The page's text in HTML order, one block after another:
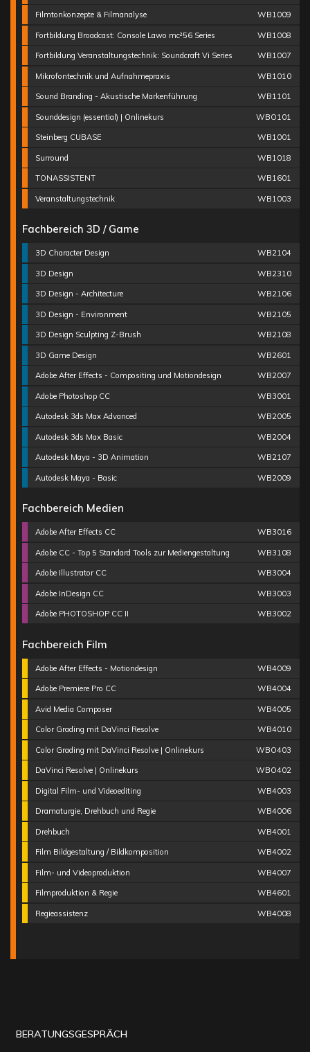
Filmtonkonzepte & Filmanalyse WB1009
Fortbildung Broadcast: Console Lawo mc²56 Series WB1008
Fortbildung Veranstaltungstechnik: Soundcraft Vi Series WB1007
Mikrofontechnik und Aufnahmepraxis WB1010
Sound Branding - Akustische Markenführung WB1101
Sounddesign (essential) | Onlinekurs WBO101
Steinberg CUBASE WB1001
Surround WB1018
TONASSISTENT WB1601
Veranstaltungstechnik WB1003
Fachbereich 3D / Game
3D Character Design WB2104
3D Design WB2310
3D Design - Architecture WB2106
3D Design - Environment WB2105
3D Design Sculpting Z-Brush WB2108
3D Game Design WB2601
Adobe After Effects - Compositing und Motiondesign WB2007
Adobe Photoshop CC WB3001
Autodesk 3ds Max Advanced WB2005
Autodesk 3ds Max Basic WB2004
Autodesk Maya - 3D Animation WB2107
Autodesk Maya - Basic WB2009
Fachbereich Medien
Adobe After Effects CC WB3016
Adobe CC - Top 5 Standard Tools zur Mediengestaltung WB3108
Adobe Illustrator CC WB3004
Adobe InDesign CC WB3003
Adobe PHOTOSHOP CC II WB3002
Fachbereich Film
Adobe After Effects - Motiondesign WB4009
Adobe Premiere Pro CC WB4004
Avid Media Composer WB4005
Color Grading mit DaVinci Resolve WB4010
Color Grading mit DaVinci Resolve | Onlinekurs WBO403
DaVinci Resolve | Onlinekurs WBO402
Digital Film- und Videoediting WB4003
Dramaturgie, Drehbuch und Regie WB4006
Drehbuch WB4001
Film Bildgestaltung / Bildkomposition WB4002
Film- und Videoproduktion WB4007
Filmproduktion & Regie WB4601
Regieassistenz WB4008
BERATUNGSGESPRÄCH